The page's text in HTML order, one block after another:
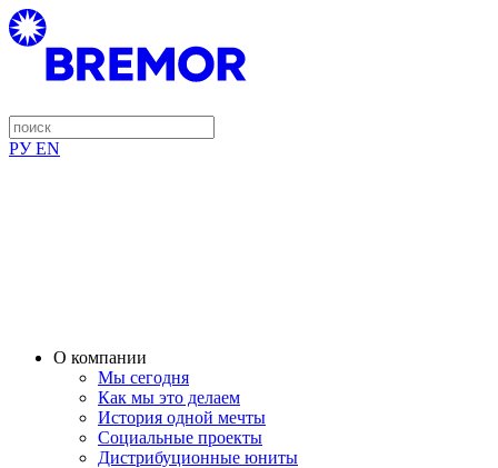
РУ EN
О компании
Мы сегодня
Как мы это делаем
История одной мечты
Социальные проекты
Дистрибуционные юниты